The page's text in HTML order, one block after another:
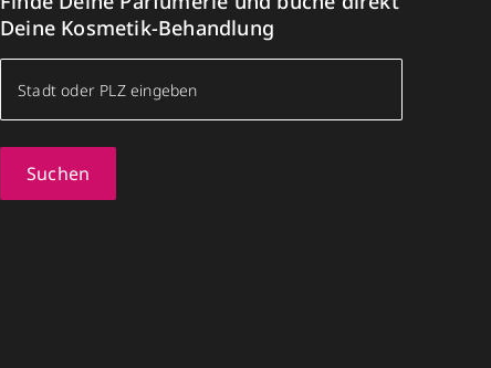
Deine Kosmetik-Behandlung
Suchen